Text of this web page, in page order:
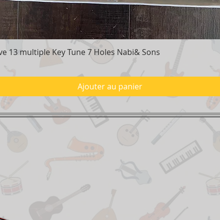
Aperçu rapide
13 multiple Key Tune 7 Holes Nabi& Sons
Ajouter au panier